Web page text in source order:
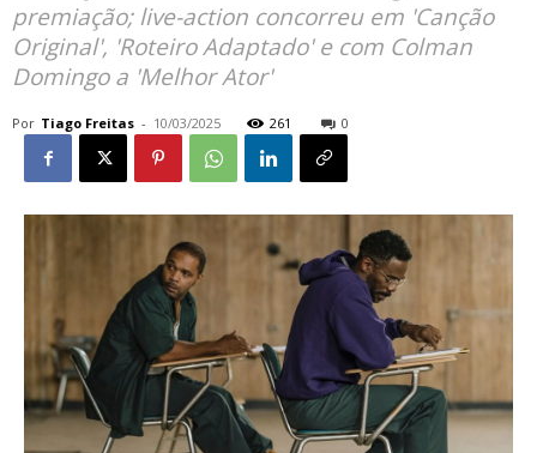
premiação; live-action concorreu em 'Canção
Original', 'Roteiro Adaptado' e com Colman
Domingo a 'Melhor Ator'
Por Tiago Freitas - 10/03/2025 261 0